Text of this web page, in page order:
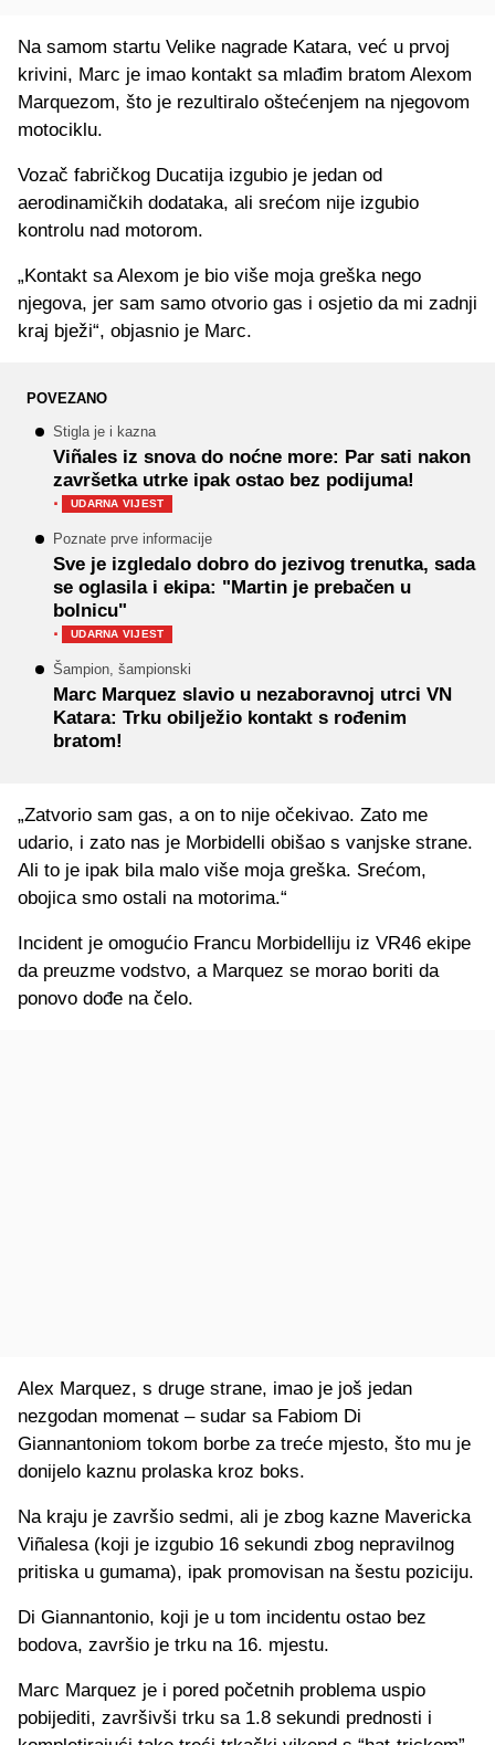
Na samom startu Velike nagrade Katara, već u prvoj
krivini, Marc je imao kontakt sa mlađim bratom Alexom
Marquezom, što je rezultiralo oštećenjem na njegovom
motociklu.
Vozač fabričkog Ducatija izgubio je jedan od
aerodinamičkih dodataka, ali srećom nije izgubio
kontrolu nad motorom.
„Kontakt sa Alexom je bio više moja greška nego
njegova, jer sam samo otvorio gas i osjetio da mi zadnji
kraj bježi“, objasnio je Marc.
POVEZANO
Stigla je i kazna
Viñales iz snova do noćne more: Par sati nakon
završetka utrke ipak ostao bez podijuma!
· UDARNA VIJEST
Poznate prve informacije
Sve je izgledalo dobro do jezivog trenutka, sada
se oglasila i ekipa: "Martin je prebačen u
bolnicu"
· UDARNA VIJEST
Šampion, šampionski
Marc Marquez slavio u nezaboravnoj utrci VN
Katara: Trku obilježio kontakt s rođenim
bratom!
„Zatvorio sam gas, a on to nije očekivao. Zato me
udario, i zato nas je Morbidelli obišao s vanjske strane.
Ali to je ipak bila malo više moja greška. Srećom,
obojica smo ostali na motorima.“
Incident je omogućio Francu Morbidelliju iz VR46 ekipe
da preuzme vodstvo, a Marquez se morao boriti da
ponovo dođe na čelo.
Alex Marquez, s druge strane, imao je još jedan
nezgodan momenat – sudar sa Fabiom Di
Giannantoniom tokom borbe za treće mjesto, što mu je
donijelo kaznu prolaska kroz boks.
Na kraju je završio sedmi, ali je zbog kazne Mavericka
Viñalesa (koji je izgubio 16 sekundi zbog nepravilnog
pritiska u gumama), ipak promovisan na šestu poziciju.
Di Giannantonio, koji je u tom incidentu ostao bez
bodova, završio je trku na 16. mjestu.
Marc Marquez je i pored početnih problema uspio
pobijediti, završivši trku sa 1.8 sekundi prednosti i